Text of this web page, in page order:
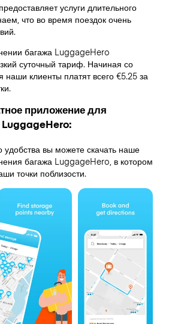
услуги длительного
что во время поездок очень
багажа LuggageHero
суточный тариф. Начиная со
наши клиенты платят всего €5.25 за
приложение для
LuggageHero:
удобства вы можете скачать наше
багажа LuggageHero, в котором
точки поблизости.